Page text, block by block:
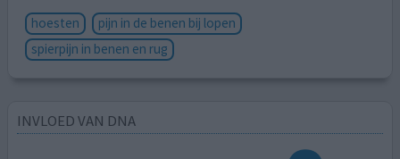
hoesten
pijn in de benen bij lopen
spierpijn in benen en rug
INVLOED VAN DNA